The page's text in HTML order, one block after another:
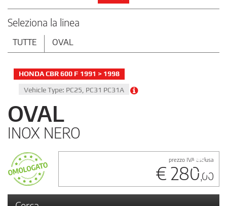
Seleziona la linea
TUTTE OVAL
HONDA CBR 600 F 1991 > 1998
Vehicle Type: PC25, PC31 PC31A
OVAL
INOX NERO
prezzo IVA esclusa
€ 280,00